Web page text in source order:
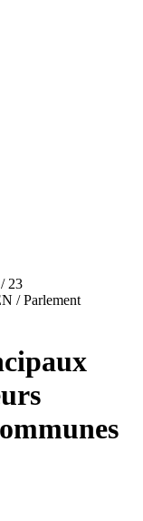
/ 23
/ Parlement